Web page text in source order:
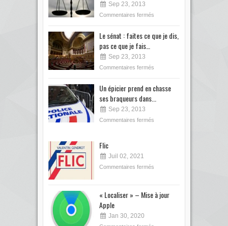
Sep 23, 2013
Commentaires fermés
Le sénat : faites ce que je dis,
pas ce que je fais…
Sep 23, 2013
Commentaires fermés
Un épicier prend en chasse
ses braqueurs dans...
Sep 23, 2013
Commentaires fermés
Flic
Juil 02, 2021
Commentaires fermés
« Localiser » – Mise à jour
Apple
Jan 30, 2020